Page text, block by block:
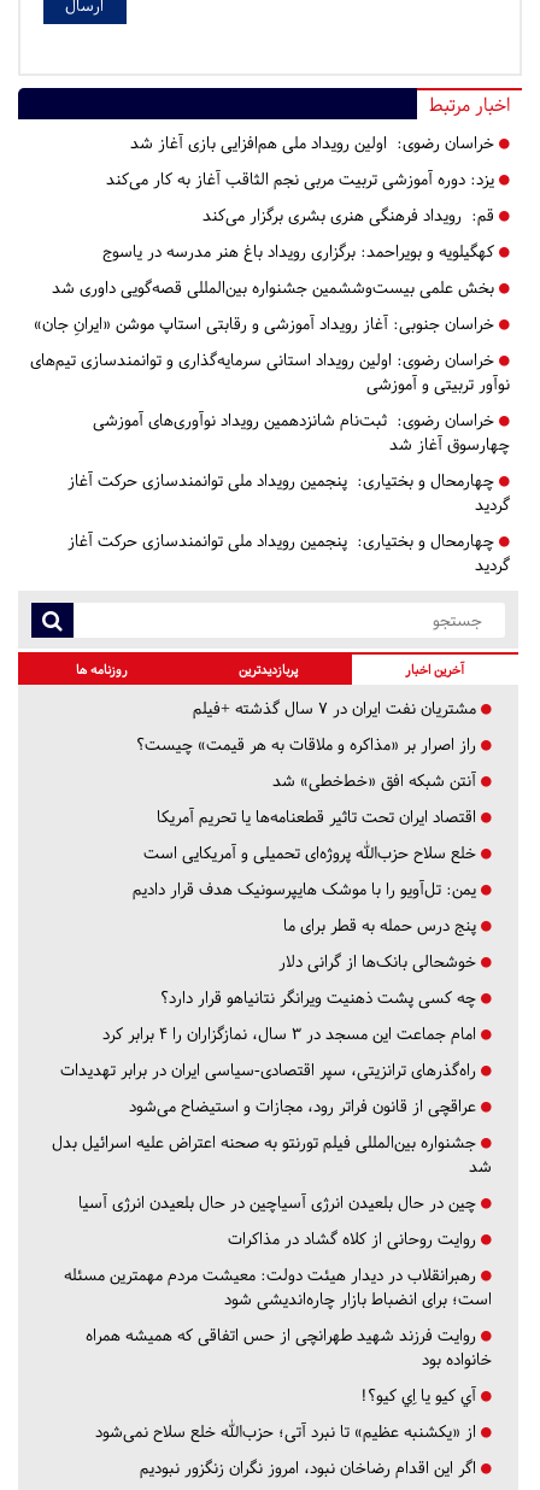
اخبار مرتبط
خراسان رضوی: اولین رویداد ملی هم‌افزایی بازی آغاز شد
یزد: دوره آموزشی تربیت مربی نجم الثاقب آغاز به کار می‌کند
قم: رویداد فرهنگی هنری بشری برگزار می‌کند
کهگیلویه و بویراحمد: برگزاری رویداد باغ هنر مدرسه در یاسوج
بخش علمی بیست‌وششمین جشنواره بین‌المللی قصه‌گویی داوری شد
خراسان جنوبی: آغاز رویداد آموزشی و رقابتی استاپ موشن «ایرانِ جان»
خراسان رضوی: اولین رویداد استانی سرمایه‌گذاری و توانمندسازی تیم‌های
نوآور تربیتی و آموزشی
خراسان رضوی: ثبت‌نام شانزدهمین رویداد نوآوری‌های آموزشی
چهارسوق آغاز شد
چهارمحال و بختیاری: پنجمین رویداد ملی توانمندسازی حرکت آغاز
گردید
چهارمحال و بختیاری: پنجمین رویداد ملی توانمندسازی حرکت آغاز
گردید
آخرین اخبار پربازدیدترین روزنامه ها
مشتریان نفت ایران در ۷ سال گذشته +فیلم
راز اصرار بر «مذاکره و ملاقات به هر قیمت» چیست؟
آنتن شبکه افق «خط‌خطی» شد
اقتصاد ایران تحت تاثیر قطعنامه‌ها یا تحریم‌ آمریکا
خلع سلاح حزب‌الله پروژه‌ای تحمیلی و آمریکایی است
یمن: تل‌آویو را با موشک هایپرسونیک هدف قرار دادیم
پنج درس‌ حمله به قطر برای ما
خوشحالی بانک‌ها از گرانی دلار
چه کسی پشت ذهنیت ویرانگر نتانیاهو قرار دارد؟
امام جماعت این مسجد در ۳ سال، نمازگزاران را ۴ برابر کرد
راه‌گذرهای ترانزیتی، سپر اقتصادی-سیاسی ایران در برابر تهدیدات
عراقچی از قانون فراتر رود، مجازات و استیضاح می‌شود
جشنواره بین‌المللی فیلم تورنتو به صحنه اعتراض علیه اسرائیل بدل
شد
چین در حال بلعیدن انرژی آسیاچین در حال بلعیدن انرژی آسیا
روایت روحانی از کلاه گشاد در مذاکرات
رهبرانقلاب در دیدار هیئت دولت: معیشت مردم مهمترین مسئله
است؛ برای انضباط بازار چاره‌اندیشی شود
روایت فرزند شهید طهرانچی از حس اتفاقی که همیشه همراه
خانواده بود
آي كيو يا اِي كيو؟!
از «یکشنبه عظیم» تا نبرد آتی؛ حزب‌الله خلع سلاح نمی‌شود
اگر این اقدام رضاخان نبود، امروز نگران زنگزور نبودیم